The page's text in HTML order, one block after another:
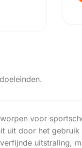
voor
uit door het gebruik
uitstraling,